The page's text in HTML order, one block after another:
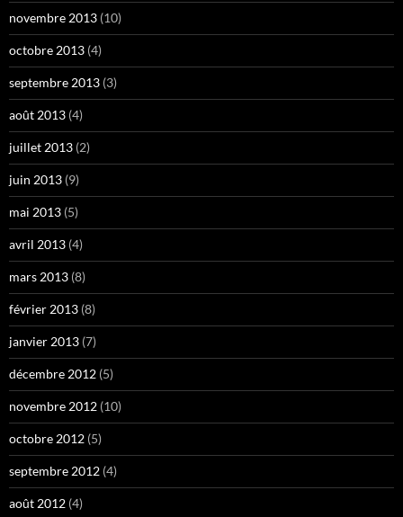
novembre 2013 (10)
octobre 2013 (4)
septembre 2013 (3)
août 2013 (4)
juillet 2013 (2)
juin 2013 (9)
mai 2013 (5)
avril 2013 (4)
mars 2013 (8)
février 2013 (8)
janvier 2013 (7)
décembre 2012 (5)
novembre 2012 (10)
octobre 2012 (5)
septembre 2012 (4)
août 2012 (4)